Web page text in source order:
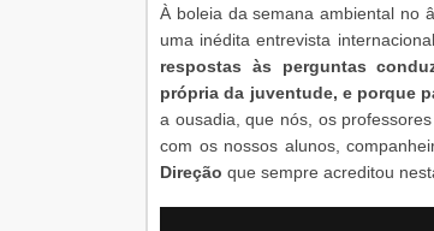
À boleia da semana ambiental no
uma inédita entrevista
respostas às perguntas
própria da juventude, e porque
a ousadia, que nós, os
com os nossos alunos,
Direção que sempre acreditou